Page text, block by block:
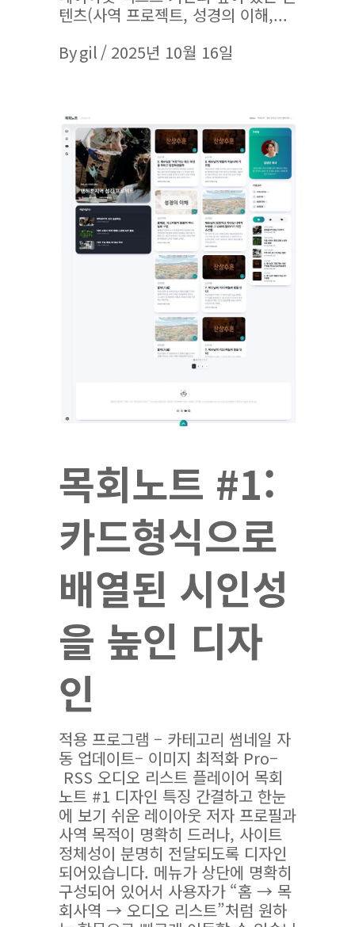
텐츠(사역 프로젝트, 성경의 이해,
Bygil 2025년 10월 16일
목회노트 #1:
카드형식으로
배열된 시인성
을 높인 디자
인
적용 프로그램 – 카테고리 썸네일 자
동 업데이트– 이미지 최적화 Pro–
RSS 오디오 리스트 플레이어 목회
노트 #1 디자인 특징 간결하고 한눈
에 보기 쉬운 레이아웃 저자 프로필과
사역 목적이 명확히 드러나, 사이트
정체성이 분명히 전달되도록 디자인
되어있습니다. 메뉴가 상단에 명확히
구성되어 있어서 사용자가 “홈 → 목
회사역 → 오디오 리스트”처럼 원하